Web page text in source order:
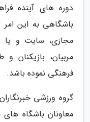
دوره های آینده
باشگاهی به این
مجازی، سایت و یا
مربیان، بازیکنان و
فرهنگی نموده باشد.
گروه ورزشی
معاونان باشگاه